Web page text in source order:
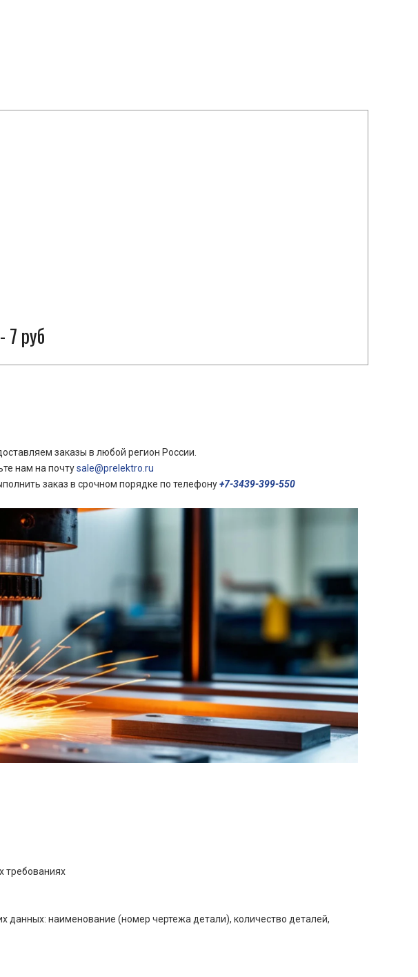
7 руб
заказы в любой регион России.
нам на почтуsale@prelektro.ru
заказ в срочном порядке по телефону+7-3439-399-550
требованиях
данных: наименование (номер чертежа детали), количество деталей,